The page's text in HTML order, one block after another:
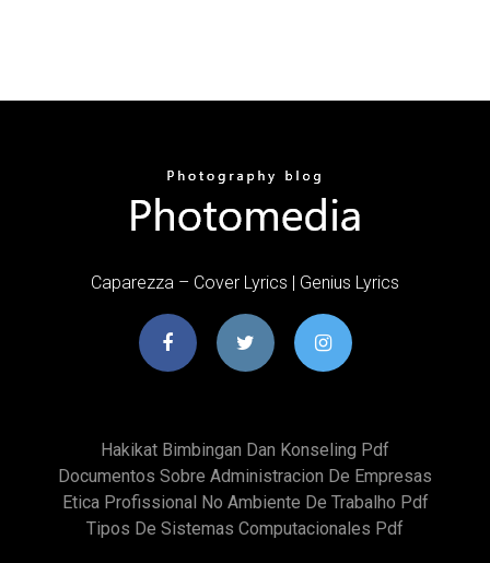
Caparezza – Cover Lyrics | Genius Lyrics
Hakikat Bimbingan Dan Konseling Pdf
Documentos Sobre Administracion De Empresas
Etica Profissional No Ambiente De Trabalho Pdf
Tipos De Sistemas Computacionales Pdf